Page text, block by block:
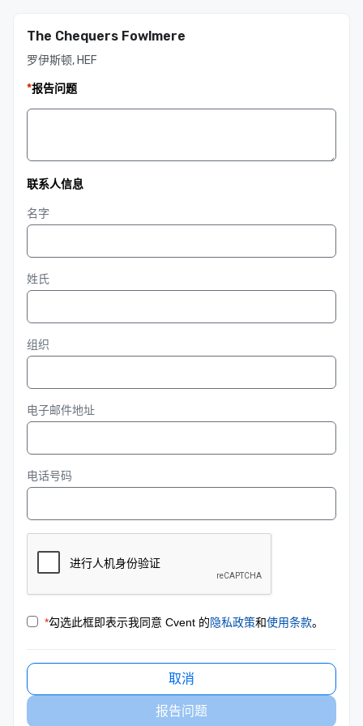
The Chequers Fowlmere
罗伊斯顿, HEF
*报告问题
联系人信息
名字
姓氏
组织
电子邮件地址
电话号码
*勾选此框即表示我同意 Cvent 的隐私政策和使用条款。
取消
报告问题